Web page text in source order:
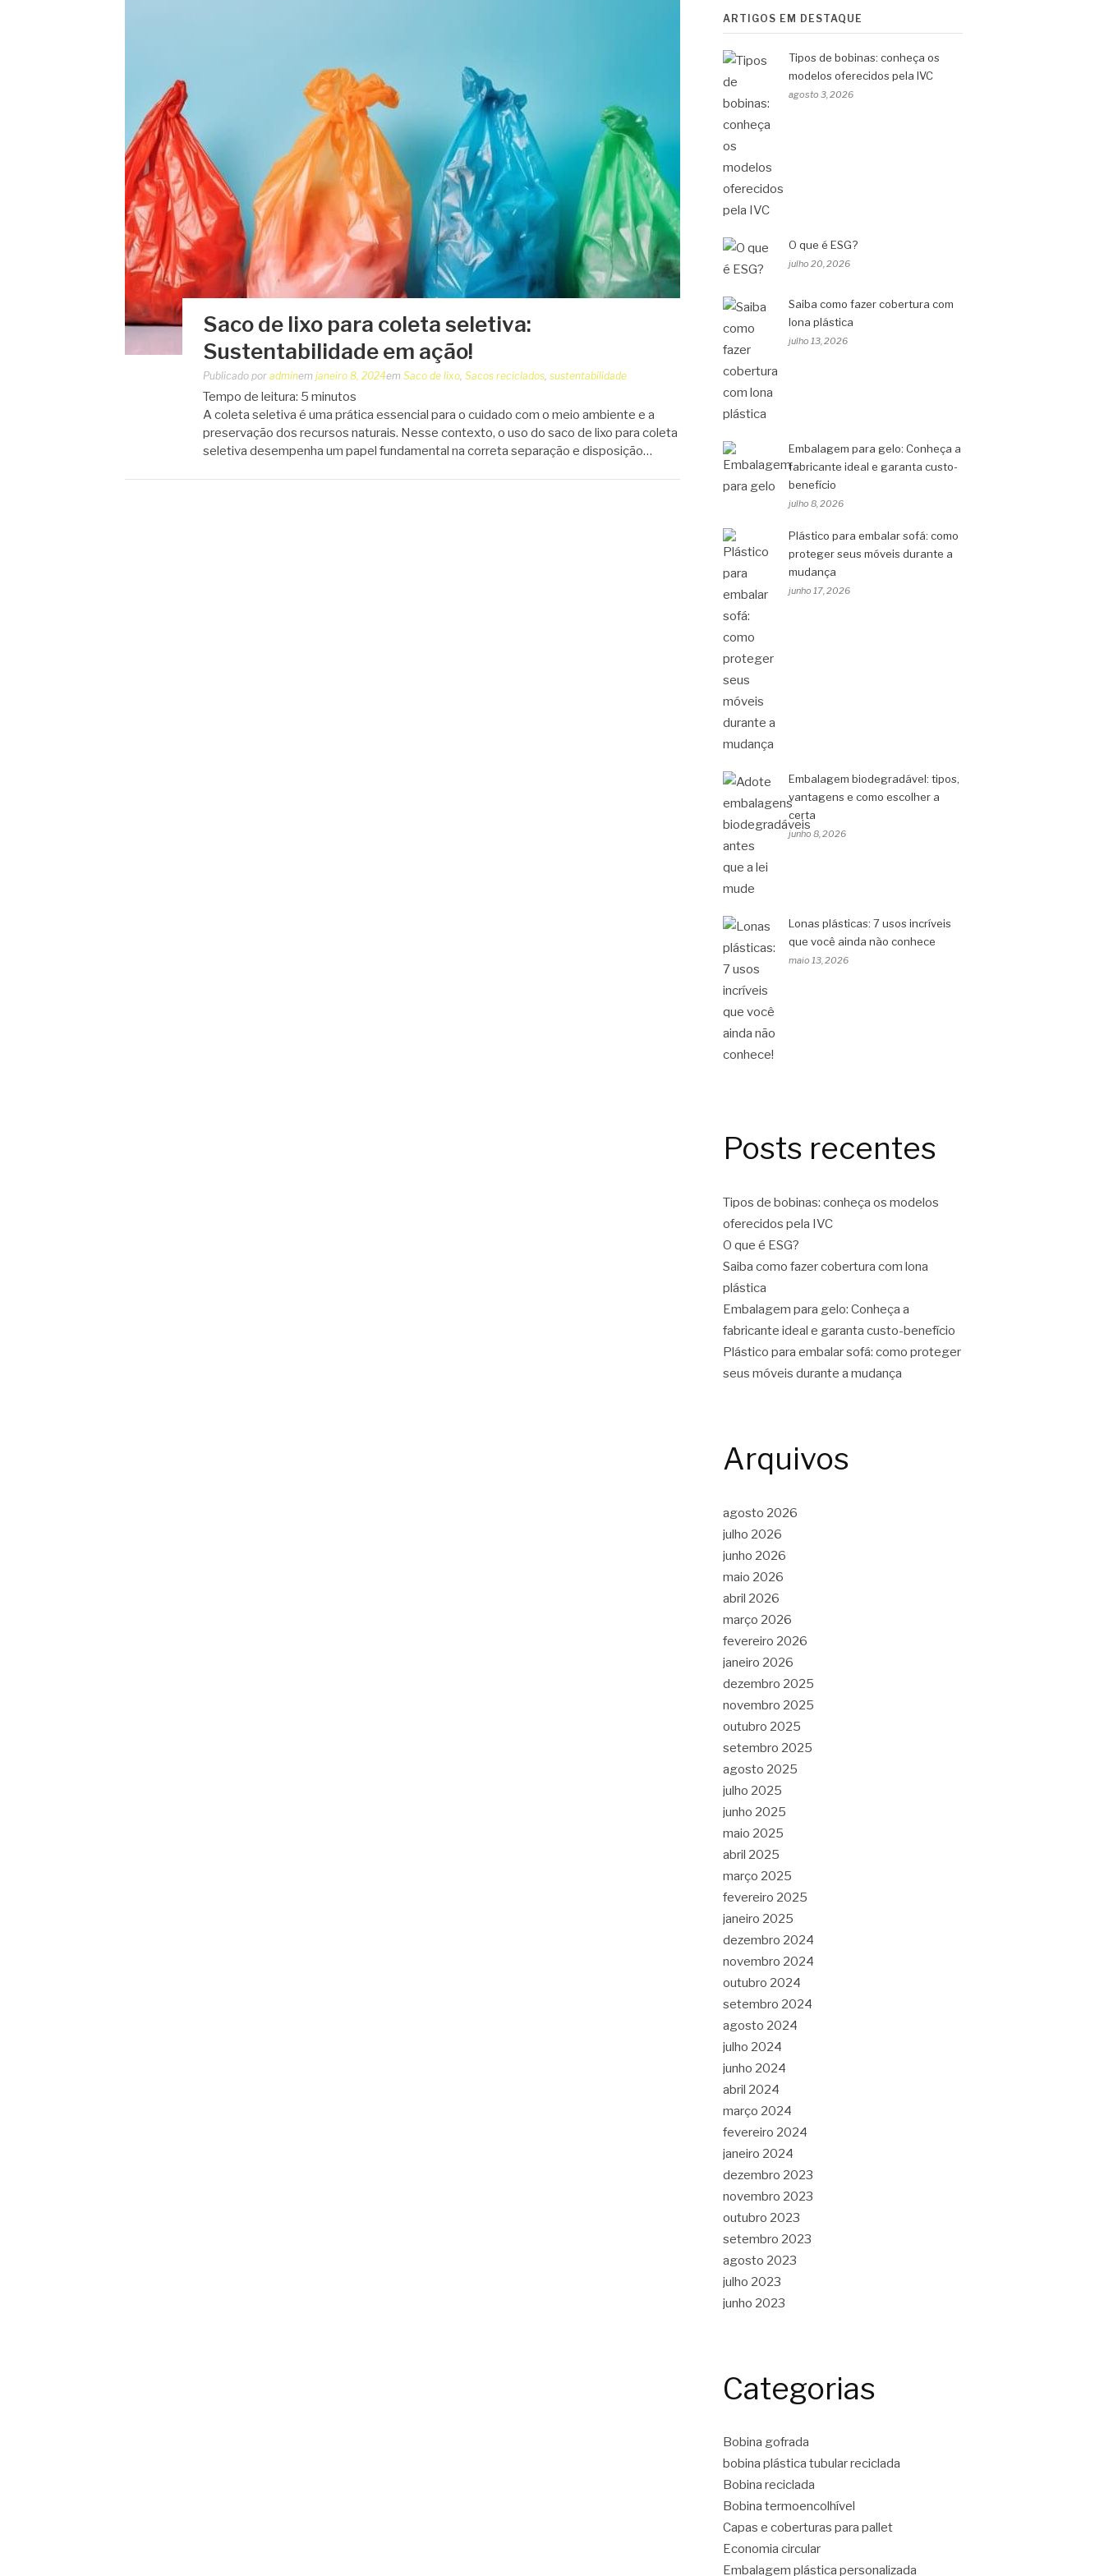
Saco de lixo para coleta seletiva:
Sustentabilidade em ação!
Publicado por adminem janeiro 8, 2024em Saco de lixo, Sacos reciclados, sustentabilidade
Tempo de leitura: 5 minutos
A coleta seletiva é uma prática essencial para o cuidado com o meio ambiente e a
preservação dos recursos naturais. Nesse contexto, o uso do saco de lixo para coleta
seletiva desempenha um papel fundamental na correta separação e disposição…
ARTIGOS EM DESTAQUE
Tipos de bobinas: conheça os
modelos oferecidos pela IVC
agosto 3, 2026
O que é ESG?
julho 20, 2026
Saiba como fazer cobertura com
lona plástica
julho 13, 2026
Embalagem para gelo: Conheça a
fabricante ideal e garanta custo-
benefício
julho 8, 2026
Plástico para embalar sofá: como
proteger seus móveis durante a
mudança
junho 17, 2026
Embalagem biodegradável: tipos,
vantagens e como escolher a
certa
junho 8, 2026
Lonas plásticas: 7 usos incríveis
que você ainda não conhece
maio 13, 2026
Posts recentes
Tipos de bobinas: conheça os modelos
oferecidos pela IVC
O que é ESG?
Saiba como fazer cobertura com lona
plástica
Embalagem para gelo: Conheça a
fabricante ideal e garanta custo-benefício
Plástico para embalar sofá: como proteger
seus móveis durante a mudança
Arquivos
agosto 2026
julho 2026
junho 2026
maio 2026
abril 2026
março 2026
fevereiro 2026
janeiro 2026
dezembro 2025
novembro 2025
outubro 2025
setembro 2025
agosto 2025
julho 2025
junho 2025
maio 2025
abril 2025
março 2025
fevereiro 2025
janeiro 2025
dezembro 2024
novembro 2024
outubro 2024
setembro 2024
agosto 2024
julho 2024
junho 2024
abril 2024
março 2024
fevereiro 2024
janeiro 2024
dezembro 2023
novembro 2023
outubro 2023
setembro 2023
agosto 2023
julho 2023
junho 2023
Categorias
Bobina gofrada
bobina plástica tubular reciclada
Bobina reciclada
Bobina termoencolhível
Capas e coberturas para pallet
Economia circular
Embalagem plástica personalizada